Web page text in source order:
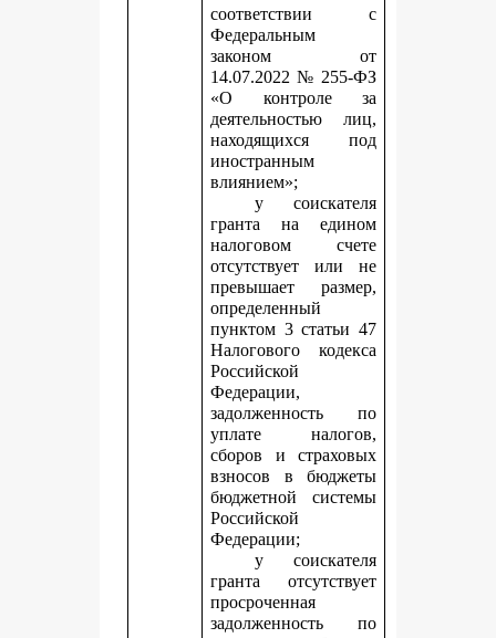
соответствии с
Федеральным
законом от
14.07.2022 № 255-ФЗ
«О контроле за
деятельностью лиц,
находящихся под
иностранным
влиянием»;
у соискателя
гранта на едином
налоговом счете
отсутствует или не
превышает размер,
определенный
пунктом 3 статьи 47
Налогового кодекса
Российской
Федерации,
задолженность по
уплате налогов,
сборов и страховых
взносов в бюджеты
бюджетной системы
Российской
Федерации;
у соискателя
гранта отсутствует
просроченная
задолженность по